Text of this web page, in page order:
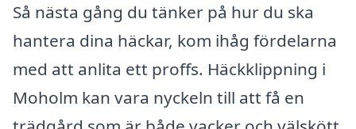
Så nästa gång du tänker på hur du ska
hantera dina häckar, kom ihåg fördelarna
med att anlita ett proffs. Häckklippning i
Moholm kan vara nyckeln till att få en